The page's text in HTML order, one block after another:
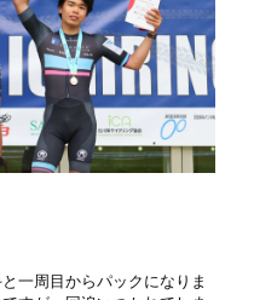
一周目からパックになりま